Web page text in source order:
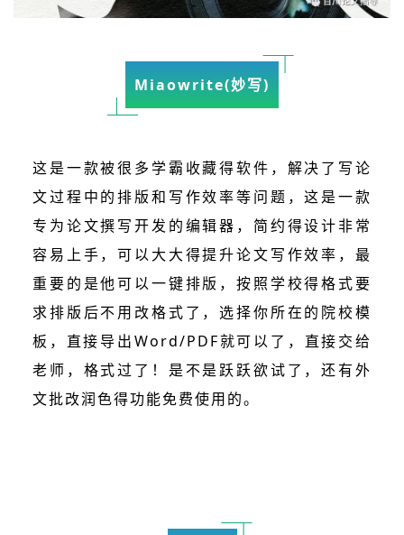
Miaowrite(妙写)
这是一款被很多学霸收藏得软件，解决了写论
文过程中的排版和写作效率等问题，这是一款
专为论文撰写开发的编辑器，简约得设计非常
容易上手，可以大大得提升论文写作效率，最
重要的是他可以一键排版，按照学校得格式要
求排版后不用改格式了，选择你所在的院校模
板，直接导出Word/PDF就可以了，直接交给
老师，格式过了！是不是跃跃欲试了，还有外
文批改润色得功能免费使用的。